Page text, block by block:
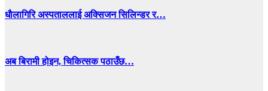
धाैलागिरि अस्पताललाई अक्सिजन सिलिन्डर र…
अब बिरामी होइन, चिकित्सक पठाउँछ…